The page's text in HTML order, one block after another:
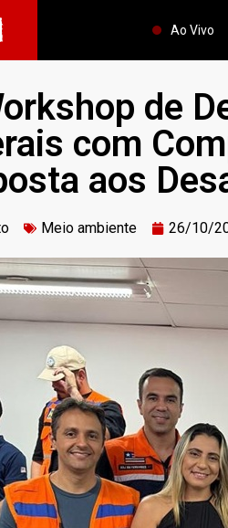
Ao Vivo
de
com
aos
Meio ambiente 26/10/